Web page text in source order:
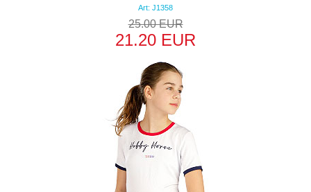
Art: J1358
25.00 EUR
21.20 EUR